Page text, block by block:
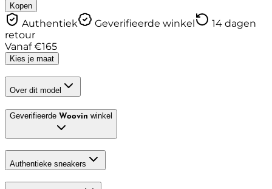
Kopen
Authentiek Geverifieerde winkel
14 dagen
retour
Vanaf€165
Kies je maat
Over dit model
Geverifieerde Woovin winkel
Authentieke sneakers